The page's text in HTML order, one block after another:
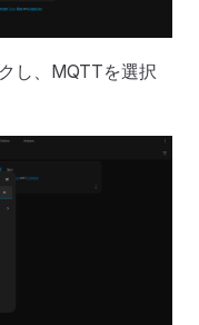
し、MQTTを選択